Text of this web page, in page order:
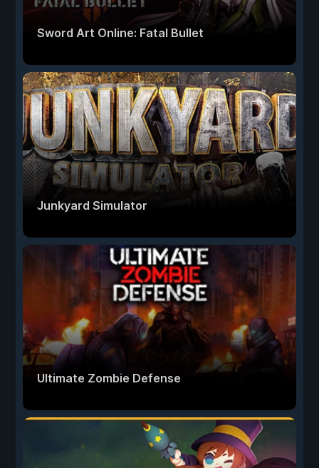
Sword Art Online: Fatal Bullet
Junkyard Simulator
Ultimate Zombie Defense